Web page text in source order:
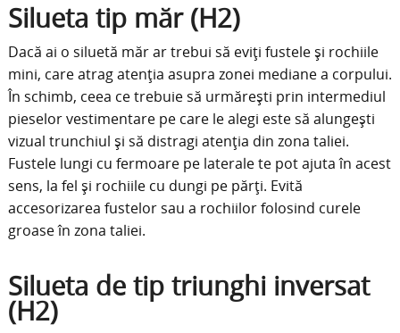
Silueta tip măr (H2)
Dacă ai o siluetă măr ar trebui să eviți fustele și rochiile
mini, care atrag atenția asupra zonei mediane a corpului.
În schimb, ceea ce trebuie să urmărești prin intermediul
pieselor vestimentare pe care le alegi este să alungești
vizual trunchiul și să distragi atenția din zona taliei.
Fustele lungi cu fermoare pe laterale te pot ajuta în acest
sens, la fel și rochiile cu dungi pe părți. Evită
accesorizarea fustelor sau a rochiilor folosind curele
groase în zona taliei.
Silueta de tip triunghi inversat
(H2)